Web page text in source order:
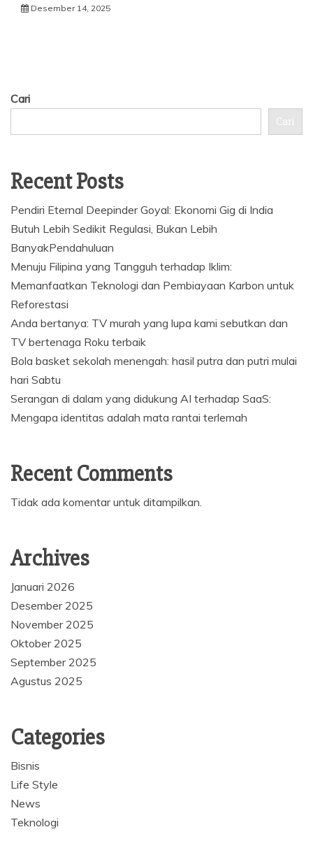
Desember 14, 2025
Cari
Cari
Recent Posts
Pendiri Eternal Deepinder Goyal: Ekonomi Gig di India
Butuh Lebih Sedikit Regulasi, Bukan Lebih
BanyakPendahuluan
Menuju Filipina yang Tangguh terhadap Iklim:
Memanfaatkan Teknologi dan Pembiayaan Karbon untuk
Reforestasi
Anda bertanya: TV murah yang lupa kami sebutkan dan
TV bertenaga Roku terbaik
Bola basket sekolah menengah: hasil putra dan putri mulai
hari Sabtu
Serangan di dalam yang didukung AI terhadap SaaS:
Mengapa identitas adalah mata rantai terlemah
Recent Comments
Tidak ada komentar untuk ditampilkan.
Archives
Januari 2026
Desember 2025
November 2025
Oktober 2025
September 2025
Agustus 2025
Categories
Bisnis
Life Style
News
Teknologi